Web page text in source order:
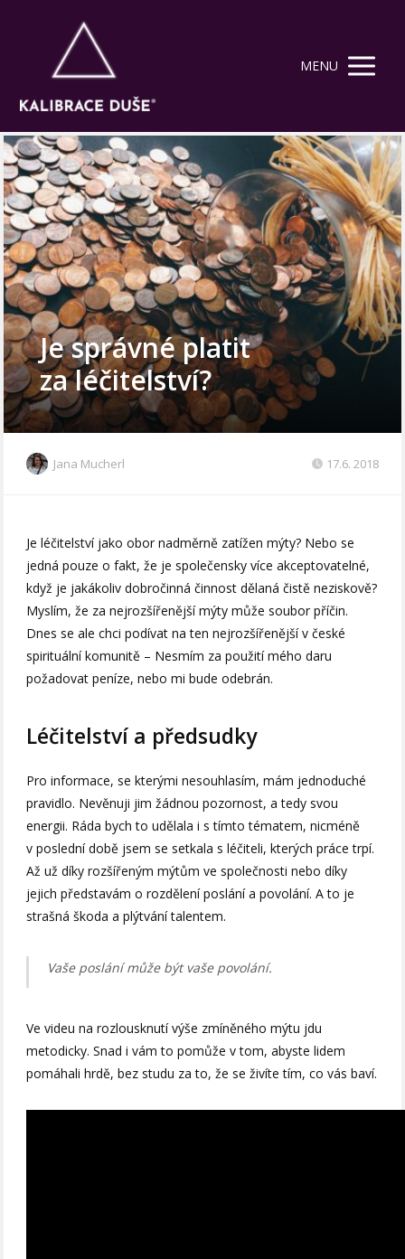
MENU
Je správné platit
za léčitelství?
Jana Mucherl 17.6. 2018
Je léčitelství jako obor nadměrně zatížen mýty? Nebo se
jedná pouze o fakt, že je společensky více akceptovatelné,
když je jakákoliv dobročinná činnost dělaná čistě neziskově?
Myslím, že za nejrozšířenější mýty může soubor příčin.
Dnes se ale chci podívat na ten nejrozšířenější v české
spirituální komunitě – Nesmím za použití mého daru
požadovat peníze, nebo mi bude odebrán.
Léčitelství a předsudky
Pro informace, se kterými nesouhlasím, mám jednoduché
pravidlo. Nevěnuji jim žádnou pozornost, a tedy svou
energii. Ráda bych to udělala i s tímto tématem, nicméně
v poslední době jsem se setkala s léčiteli, kterých práce trpí.
Až už díky rozšířeným mýtům ve společnosti nebo díky
jejich představám o rozdělení poslání a povolání. A to je
strašná škoda a plýtvání talentem.
Vaše poslání může být vaše povolání.
Ve videu na rozlousknutí výše zmíněného mýtu jdu
metodicky. Snad i vám to pomůže v tom, abyste lidem
pomáhali hrdě, bez studu za to, že se živíte tím, co vás baví.